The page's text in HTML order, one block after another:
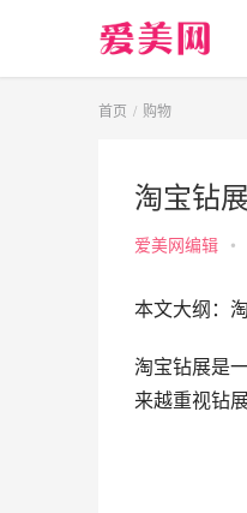
首页 购物
淘宝钻
爱美网编辑 •
本文大纲：
淘宝钻展是
来越重视钻